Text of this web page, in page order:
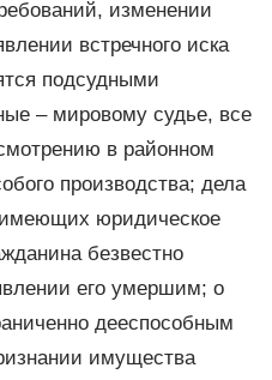
изменении
встречного иска
подсудными
– мировому судье, все
в районном
производства; дела
юридическое
безвестно
его умершим; о
дееспособным
имущества